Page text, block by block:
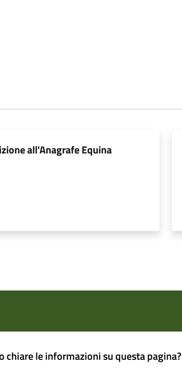
all'Anagrafe Equina
chiare le informazioni su questa pagina?